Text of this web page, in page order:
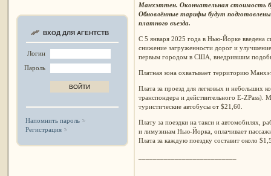
ВХОД ДЛЯ АГЕНТСТВ
Логин
Пароль
Напомнить пароль
Регистрация
Манхэттен. Окончательная стоимость
Обновлённые тарифы будут подготовлены
платного въезда.
С 5 января 2025 года в Нью-Йорке введена
снижение загруженности дорог и
первым городом в США, внедрившим
Платная зона охватывает территорию
Плата за проезд для легковых и небольших
транспондера и действительного E-ZPass).
туристические автобусы от $21,60.
Плату за поездки на такси и автомобилях,
и лимузинам Нью-Йорка, оплачивает
Плата за каждую поездку составит около